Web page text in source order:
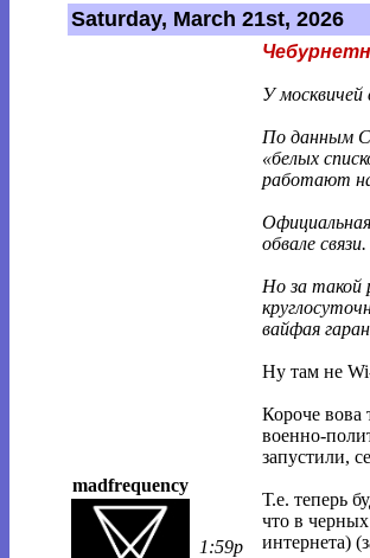
Saturday, March 21st, 2026
madfrequency
1:59p
У москвичей
По данным
«белых
работают
обвале
Но за такой
вайфая
Ну там не
Короче вова
военно-
запустили,
Т.е. теперь
что в
интернета)